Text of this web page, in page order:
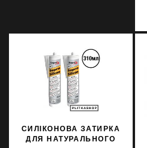
СИЛІКОНОВА ЗАТИРКА
ДЛЯ НАТУРАЛЬНОГО